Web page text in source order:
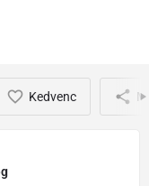
Kedvenc